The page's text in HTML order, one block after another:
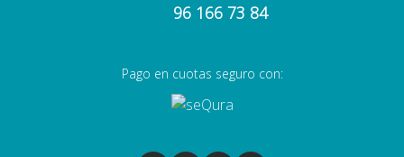
96 166 73 84
Pago en cuotas seguro con: